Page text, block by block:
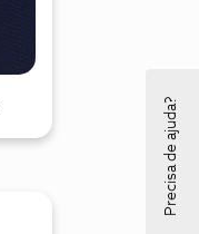
Precisa de ajuda?